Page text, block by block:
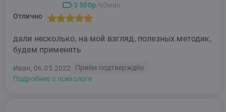
3 500р/60мин
Отлично
дали несколько, на мой взгляд, полезных методик,
будем применять
Иван, 06.05.2022
Приём подтверждён
Подробнее о психологе